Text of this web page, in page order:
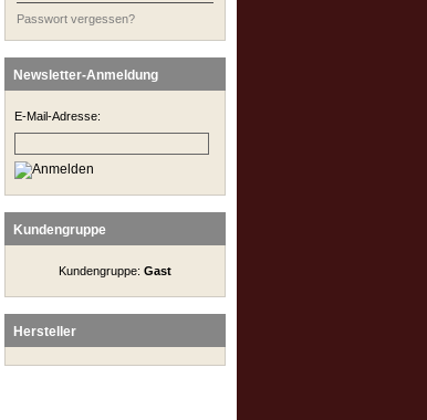
Passwort vergessen?
Newsletter-Anmeldung
E-Mail-Adresse:
Kundengruppe
Kundengruppe: Gast
Hersteller